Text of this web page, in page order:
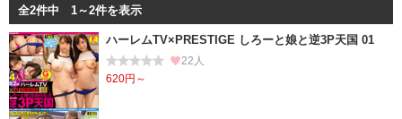
全2件中 1～2件を表示
ハーレムTV×PRESTIGE しろーと娘と逆3P天国 01
22人
620円～